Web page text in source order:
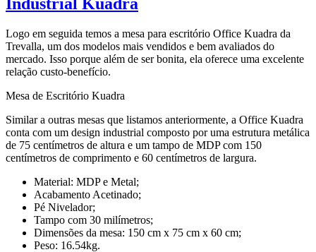
Logo em seguida temos a mesa para escritório Office Kuadra da
Trevalla, um dos modelos mais vendidos e bem avaliados do
mercado. Isso porque além de ser bonita, ela oferece uma excelente
relação custo-benefício.
Mesa de Escritório Kuadra
Similar a outras mesas que listamos anteriormente, a Office Kuadra
conta com um design industrial composto por uma estrutura metálica
de 75 centímetros de altura e um tampo de MDP com 150
centímetros de comprimento e 60 centímetros de largura.
Material: MDP e Metal;
Acabamento Acetinado;
Pé Nivelador;
Tampo com 30 milímetros;
Dimensões da mesa: 150 cm x 75 cm x 60 cm;
Peso: 16.54kg.